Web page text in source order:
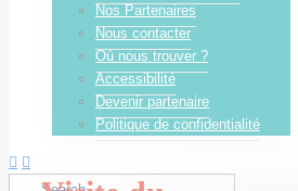
Nos Partenaires
Nous contacter
Où nous trouver ?
Accessibilité
Devenir partenaire
Politique de confidentialité
Search